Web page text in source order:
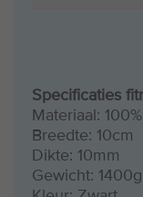
Specificaties
Materiaal:
Breedte: 10cm
Dikte: 10mm
Gewicht: 1400g